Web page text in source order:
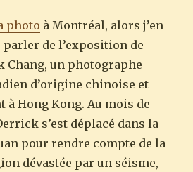
photo à Montréal, alors j’en
de l’exposition de
Chang, un photographe
d’origine chinoise et
à Hong Kong. Au mois de
s’est déplacé dans la
pour rendre compte de la
dévastée par un séisme,